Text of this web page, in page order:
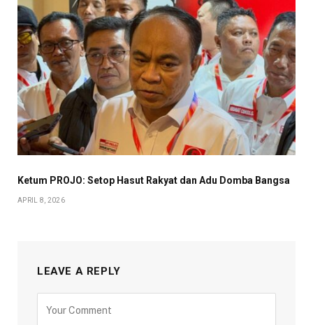
Ketum PROJO: Setop Hasut Rakyat dan Adu Domba Bangsa
APRIL 8, 2026
LEAVE A REPLY